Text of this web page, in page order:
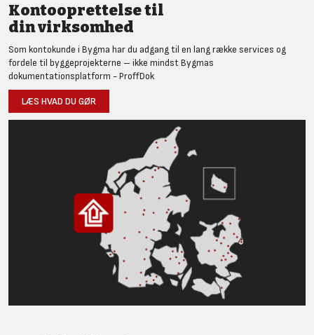
Kontooprettelse til
din virksomhed
Som kontokunde i Bygma har du adgang til en lang række services og
fordele til byggeprojekterne – ikke mindst Bygmas
dokumentationsplatform - ProffDok
LÆS HVAD DU GØR